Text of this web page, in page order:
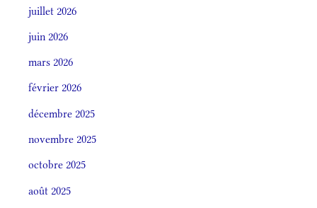
juillet 2026
juin 2026
mars 2026
février 2026
décembre 2025
novembre 2025
octobre 2025
août 2025